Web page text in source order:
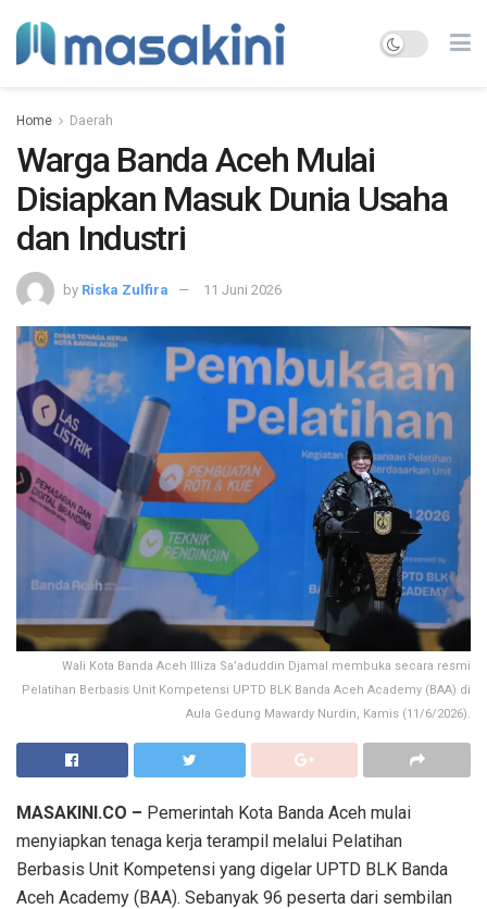
Home Daerah
Warga Banda Aceh Mulai
Disiapkan Masuk Dunia Usaha
dan Industri
by Riska Zulfira 11 Juni 2026
Wali Kota Banda Aceh Illiza Sa’aduddin Djamal membuka secara resmi
Pelatihan Berbasis Unit Kompetensi UPTD BLK Banda Aceh Academy (BAA) di
Aula Gedung Mawardy Nurdin, Kamis (11/6/2026).
MASAKINI.CO – Pemerintah Kota Banda Aceh mulai
menyiapkan tenaga kerja terampil melalui Pelatihan
Berbasis Unit Kompetensi yang digelar UPTD BLK Banda
Aceh Academy (BAA). Sebanyak 96 peserta dari sembilan